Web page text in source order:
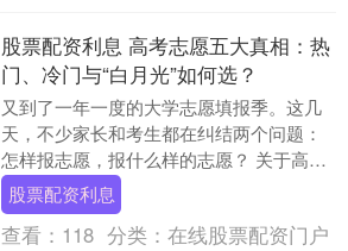
股票配资利息 高考志愿五大真相：热
门、冷门与“白月光”如何选？
又到了一年一度的大学志愿填报季。这几
天，不少家长和考生都在纠结两个问题：
怎样报志愿，报什么样的志愿？ 关于高考
志愿填报的各种信息铺天盖地，但家长和
考生在这两个方....
股票配资利息
查看： 118 分类： 在线股票配资门户